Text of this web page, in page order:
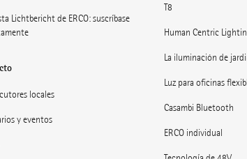
Lichtbericht de ERCO: suscríbase
locales
y eventos
T8
Human Centric
La iluminación de
Luz para oficinas
Casambi Bluetooth
ERCO individual